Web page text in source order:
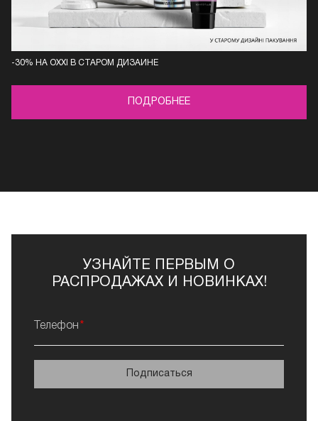
-30% НА OXXI В СТАРОМ ДИЗАЙНЕ
ПОДРОБНЕЕ
УЗНАЙТЕ ПЕРВЫМ О
РАСПРОДАЖАХ И НОВИНКАХ!
Телефон
Подписаться